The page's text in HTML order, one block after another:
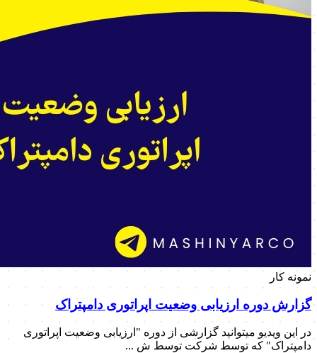
نمونه کار
گزارش دوره ارزیابی وضعیت اپراتوری دامپتراک
در این ویدیو میتوانید گزارشی از دوره "ارزیابی وضعیت اپراتوری
دامپتراک" که توسط شرکت توسط ش ...